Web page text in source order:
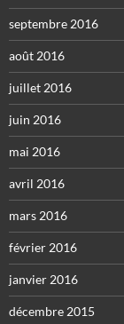
septembre 2016
août 2016
juillet 2016
juin 2016
mai 2016
avril 2016
mars 2016
février 2016
janvier 2016
décembre 2015